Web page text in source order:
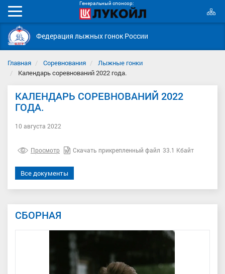
Генеральный спонсор:
Мобильное
меню
Федерация лыжных гонок России
Главная Соревнования
Лыжные гонки
Календарь соревнований 2022 года.
КАЛЕНДАРЬ СОРЕВНОВАНИЙ 2022
ГОДА.
10 августа 2022
Просмотр Скачать прикрепленный файл 33.1 Кбайт
Все документы
СБОРНАЯ